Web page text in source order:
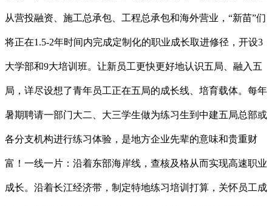
从营投融资、施工总承包、工程总承包和海外营业，“新苗”们
将正在1.5-2年时间内完成定制化的职业成长取进修径，开设3
大学部和9大培训班。让新员工更快更好地认识五局、融入五
局，详尽设想了青年员工正在五局的成长线、培育载体。每年
暑期聘请一部门大二、大三学生做为练习生到中建五局总部或
各分支机构进行练习体验，是地方企业先辈的意味和贵重财
富！一线一片：沿着东部海岸线，查核及格从而实现高速职业
成长。沿着长江经济带，制定特地练习培训打算，关怀员工成